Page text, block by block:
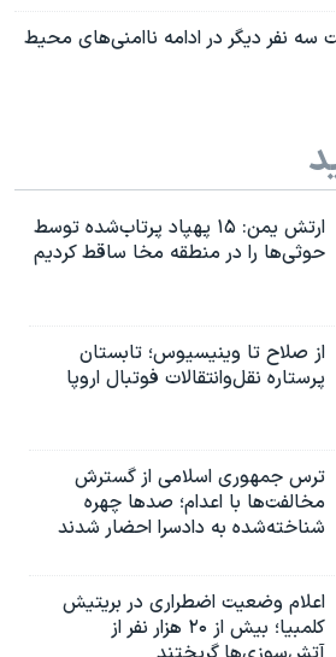
نفر دیگر در ادامه ناامنی‌های محیط
ارتش یمن: ۱۵ پهپاد پرتاب‌شده توسط
حوثی‌ها را در منطقه مخا ساقط کردیم
از صلاح تا وینیسیوس؛ تابستان
پرستاره نقل‌وانتقالات فوتبال اروپا
ترس جمهوری اسلامی از گسترش
مخالفت‌ها با اعدام؛ صدها چهره
شناخته‌شده به دادسرا احضار شدند
اعلام وضعیت اضطراری در بریتیش
کلمبیا؛ بیش از ۲۰ هزار نفر از